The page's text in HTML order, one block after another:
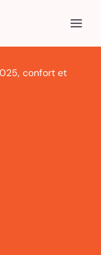
confort et